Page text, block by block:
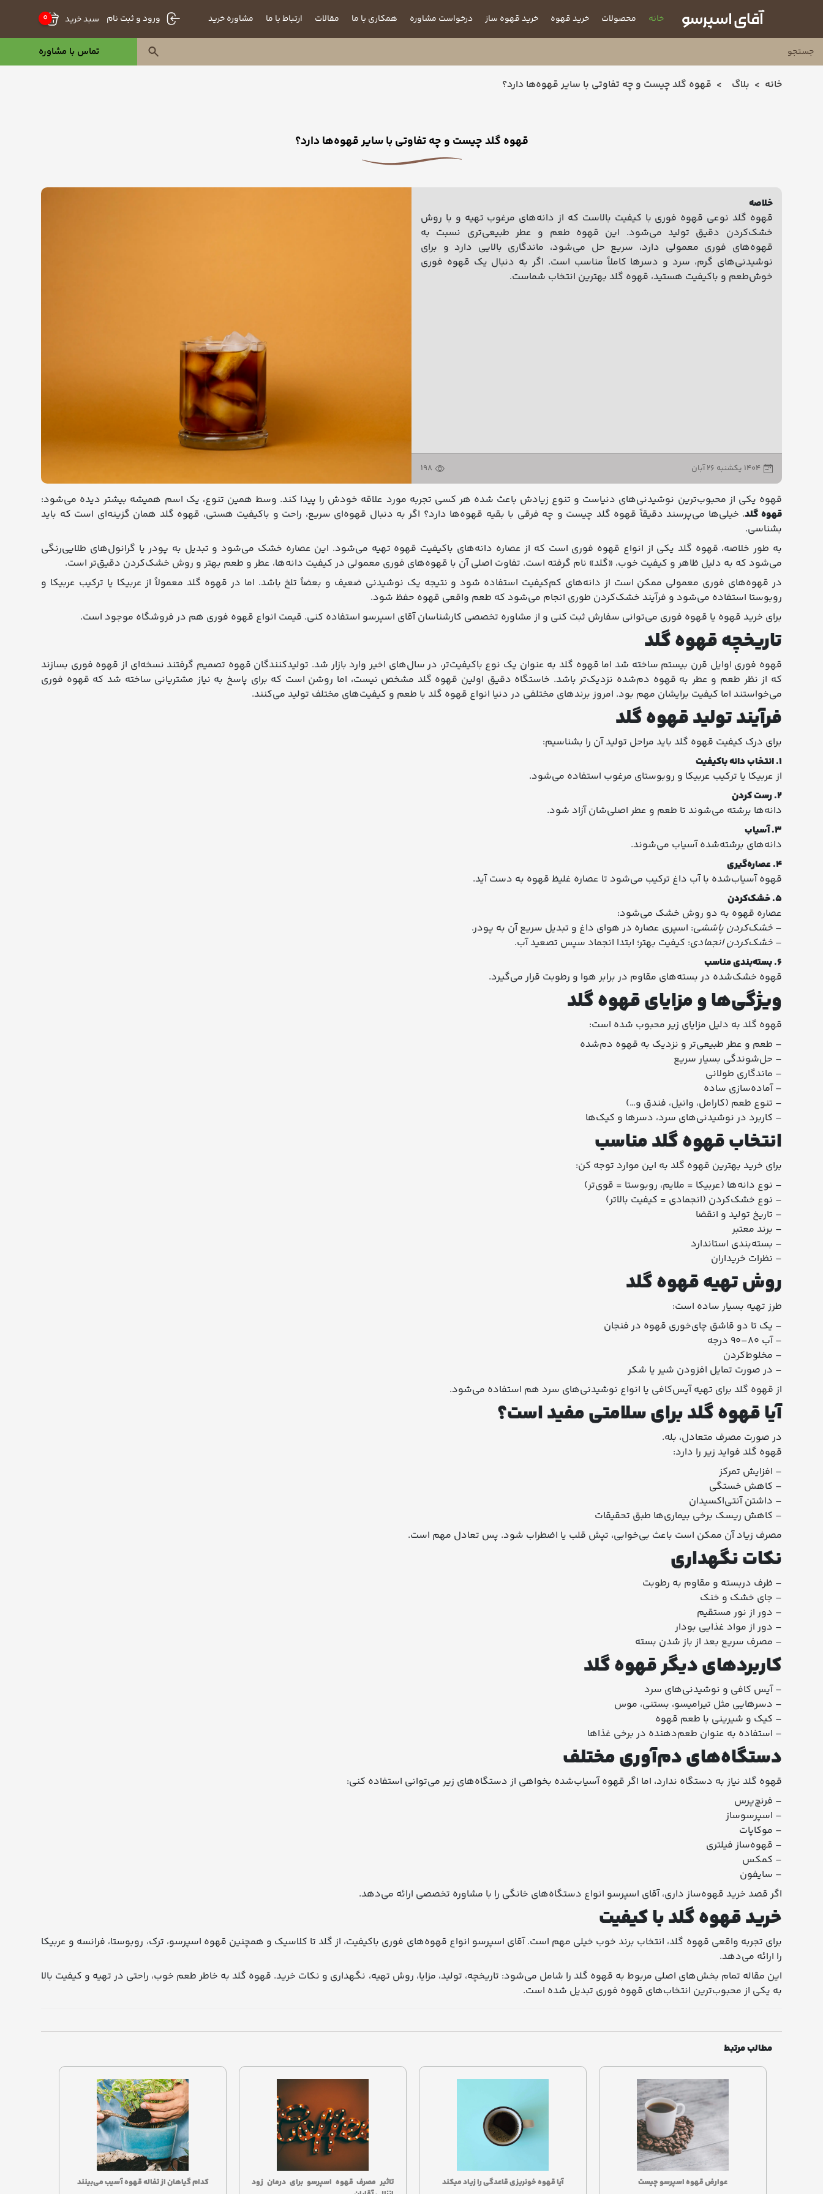
خانه محصولات خرید قهوه خرید قهوه ساز درخواست مشاوره همکاری با ما مقالات ارتباط با ما مشاوره خرید ورود و ثبت نام 0 سبد خرید
تماس با مشاوره
خانه بلاگ قهوه گلد چیست و چه تفاوتی با سایر قهوه‌ها دارد؟
قهوه گلد چیست و چه تفاوتی با سایر قهوه‌ها دارد؟
خلاصه
قهوه گلد نوعی قهوه فوری با کیفیت بالاست که از دانه‌های مرغوب تهیه و با روش
خشک‌کردن دقیق تولید می‌شود. این قهوه طعم و عطر طبیعی‌تری نسبت به
قهوه‌های فوری معمولی دارد، سریع حل می‌شود، ماندگاری بالایی دارد و برای
نوشیدنی‌های گرم، سرد و دسرها کاملاً مناسب است. اگر به دنبال یک قهوه فوری
خوش‌طعم و باکیفیت هستید، قهوه گلد بهترین انتخاب شماست.
۱۴۰۴ يکشنبه ۲۶ آبان 198
قهوه یکی از محبوب‌ترین نوشیدنی‌های دنیاست و تنوع زیادش باعث شده هر کسی تجربه مورد علاقه خودش را پیدا کند. وسط همین تنوع، یک اسم همیشه بیشتر دیده می‌شود:
قهوه گلد. خیلی‌ها می‌پرسند دقیقاً قهوه گلد چیست و چه فرقی با بقیه قهوه‌ها دارد؟ اگر به دنبال قهوه‌ای سریع، راحت و باکیفیت هستی، قهوه گلد همان گزینه‌ای است که باید
بشناسی.
به طور خلاصه، قهوه گلد یکی از انواع قهوه فوری است که از عصاره دانه‌های باکیفیت قهوه تهیه می‌شود. این عصاره خشک می‌شود و تبدیل به پودر یا گرانول‌های طلایی‌رنگی
می‌شود که به دلیل ظاهر و کیفیت خوب، «گلد» نام گرفته است. تفاوت اصلی آن با قهوه‌های فوری معمولی در کیفیت دانه‌ها، عطر و طعم بهتر و روش خشک‌کردن دقیق‌تر است.
در قهوه‌های فوری معمولی ممکن است از دانه‌های کم‌کیفیت استفاده شود و نتیجه یک نوشیدنی ضعیف و بعضاً تلخ باشد. اما در قهوه گلد معمولاً از عربیکا یا ترکیب عربیکا و
روبوستا استفاده می‌شود و فرآیند خشک‌کردن طوری انجام می‌شود که طعم واقعی قهوه حفظ شود.
برای خرید قهوه یا قهوه فوری می‌توانی سفارش ثبت کنی و از مشاوره تخصصی کارشناسان آقای اسپرسو استفاده کنی. قیمت انواع قهوه فوری هم در فروشگاه موجود است.
تاریخچه قهوه گلد
قهوه فوری اوایل قرن بیستم ساخته شد اما قهوه گلد به عنوان یک نوع باکیفیت‌تر، در سال‌های اخیر وارد بازار شد. تولیدکنندگان قهوه تصمیم گرفتند نسخه‌ای از قهوه فوری بسازند
که از نظر طعم و عطر به قهوه دم‌شده نزدیک‌تر باشد. خاستگاه دقیق اولین قهوه گلد مشخص نیست، اما روشن است که برای پاسخ به نیاز مشتریانی ساخته شد که قهوه فوری
می‌خواستند اما کیفیت برایشان مهم بود. امروز برندهای مختلفی در دنیا انواع قهوه گلد با طعم و کیفیت‌های مختلف تولید می‌کنند.
فرآیند تولید قهوه گلد
برای درک کیفیت قهوه گلد باید مراحل تولید آن را بشناسیم:
۱. انتخاب دانه باکیفیت
از عربیکا یا ترکیب عربیکا و روبوستای مرغوب استفاده می‌شود.
۲. رست کردن
دانه‌ها برشته می‌شوند تا طعم و عطر اصلی‌شان آزاد شود.
۳. آسیاب
دانه‌های برشته‌شده آسیاب می‌شوند.
۴. عصاره‌گیری
قهوه آسیاب‌شده با آب داغ ترکیب می‌شود تا عصاره غلیظ قهوه به دست آید.
۵. خشک‌کردن
عصاره قهوه به دو روش خشک می‌شود:
–خشک‌کردن پاششی: اسپری عصاره در هوای داغ و تبدیل سریع آن به پودر.
–خشک‌کردن انجمادی: کیفیت بهتر؛ ابتدا انجماد سپس تصعید آب.
۶. بسته‌بندی مناسب
قهوه خشک‌شده در بسته‌های مقاوم در برابر هوا و رطوبت قرار می‌گیرد.
ویژگی‌ها و مزایای قهوه گلد
قهوه گلد به دلیل مزایای زیر محبوب شده است:
– طعم و عطر طبیعی‌تر و نزدیک به قهوه دم‌شده
– حل‌شوندگی بسیار سریع
– ماندگاری طولانی
– آماده‌سازی ساده
– تنوع طعم (کارامل، وانیل، فندق و…)
– کاربرد در نوشیدنی‌های سرد، دسرها و کیک‌ها
انتخاب قهوه گلد مناسب
برای خرید بهترین قهوه گلد به این موارد توجه کن:
– نوع دانه‌ها (عربیکا = ملایم، روبوستا = قوی‌تر)
– نوع خشک‌کردن (انجمادی = کیفیت بالاتر)
– تاریخ تولید و انقضا
– برند معتبر
– بسته‌بندی استاندارد
– نظرات خریداران
روش تهیه قهوه گلد
طرز تهیه بسیار ساده است:
– یک تا دو قاشق چای‌خوری قهوه در فنجان
– آب ۸۰–۹۰ درجه
– مخلوط‌کردن
– در صورت تمایل افزودن شیر یا شکر
از قهوه گلد برای تهیه آیس‌کافی یا انواع نوشیدنی‌های سرد هم استفاده می‌شود.
آیا قهوه گلد برای سلامتی مفید است؟
در صورت مصرف متعادل، بله.
قهوه گلد فواید زیر را دارد:
– افزایش تمرکز
– کاهش خستگی
– داشتن آنتی‌اکسیدان
– کاهش ریسک برخی بیماری‌ها طبق تحقیقات
مصرف زیاد آن ممکن است باعث بی‌خوابی، تپش قلب یا اضطراب شود. پس تعادل مهم است.
نکات نگهداری
– ظرف دربسته و مقاوم به رطوبت
– جای خشک و خنک
– دور از نور مستقیم
– دور از مواد غذایی بودار
– مصرف سریع بعد از باز شدن بسته
کاربردهای دیگر قهوه گلد
– آیس کافی و نوشیدنی‌های سرد
– دسرهایی مثل تیرامیسو، بستنی، موس
– کیک و شیرینی با طعم قهوه
– استفاده به عنوان طعم‌دهنده در برخی غذاها
دستگاه‌های دم‌آوری مختلف
قهوه گلد نیاز به دستگاه ندارد، اما اگر قهوه آسیاب‌شده بخواهی از دستگاه‌های زیر می‌توانی استفاده کنی:
– فرنچ‌پرس
– اسپرسوساز
– موکاپات
– قهوه‌ساز فیلتری
– کمکس
– سایفون
اگر قصد خرید قهوه‌ساز داری، آقای اسپرسو انواع دستگاه‌های خانگی را با مشاوره تخصصی ارائه می‌دهد.
خرید قهوه گلد با کیفیت
برای تجربه واقعی قهوه گلد، انتخاب برند خوب خیلی مهم است. آقای اسپرسو انواع قهوه‌های فوری باکیفیت، از گلد تا کلاسیک و همچنین قهوه اسپرسو، ترک، روبوستا، فرانسه و عربیکا
را ارائه می‌دهد.
این مقاله تمام بخش‌های اصلی مربوط به قهوه گلد را شامل می‌شود: تاریخچه، تولید، مزایا، روش تهیه، نگهداری و نکات خرید. قهوه گلد به خاطر طعم خوب، راحتی در تهیه و کیفیت بالا
به یکی از محبوب‌ترین انتخاب‌های قهوه فوری تبدیل شده است.
مطالب مرتبط
عوارض قهوه اسپرسو چیست آیا قهوه خونریزی قاعدگی را زیاد میکند
تاثیر مصرف قهوه اسپرسو برای درمان زود
کدام گیاهان از تفاله قهوه آسیب می‌بینند